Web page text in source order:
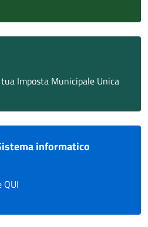
Imposta Municipale Unica
informatico